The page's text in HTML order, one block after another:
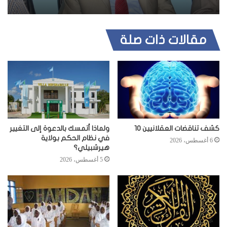
مقالات ذات صلة
كشف تناقضات العقلانيين 10
6 أغسطس، 2026
ولماذا أتمسك بالدعوة إلى التغيير
في نظام الحكم بولاية
هيرشبيلي؟
5 أغسطس، 2026